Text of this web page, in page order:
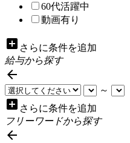
60代活躍中
動画有り
add_box さらに条件を追加
給与から探す

～
add_box さらに条件を追加
フリーワードから探す
